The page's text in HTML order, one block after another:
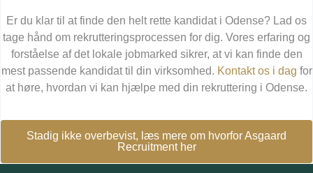
Er du klar til at finde den helt rette kandidat i Odense? Lad os
tage hånd om rekrutteringsprocessen for dig. Vores erfaring og
forståelse af det lokale jobmarked sikrer, at vi kan finde den
mest passende kandidat til din virksomhed. Kontakt os i dag for
at høre, hvordan vi kan hjælpe med din rekruttering i Odense.
Stadig ikke overbevist, læs mere om hvorfor Asgaard
Recruitment her